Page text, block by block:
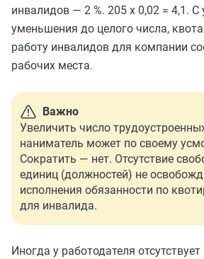
инвалидов — 2 %. 205 х 0,02 = 4,1. С
уменьшения до целого числа,
работу инвалидов для компании
рабочих места.
Важно
Увеличить число
наниматель может по своему
Сократить — нет. Отсутствие
единиц (должностей) не
исполнения обязанности по
для инвалида.
Иногда у работодателя